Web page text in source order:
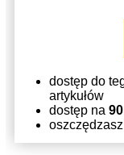
dostęp do
artykułów
dostęp na
oszczędzasz